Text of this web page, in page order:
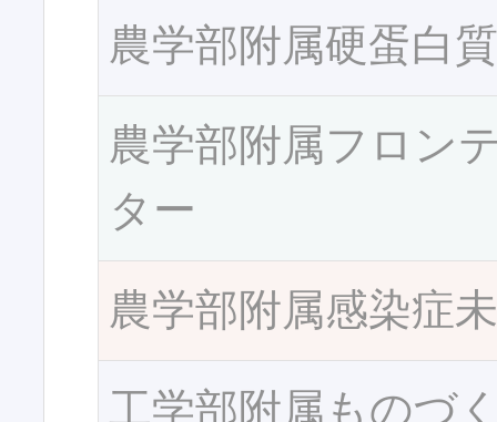
農学部附属硬蛋白
農学部附属フロン
ター
農学部附属感染症
工学部附属ものづ